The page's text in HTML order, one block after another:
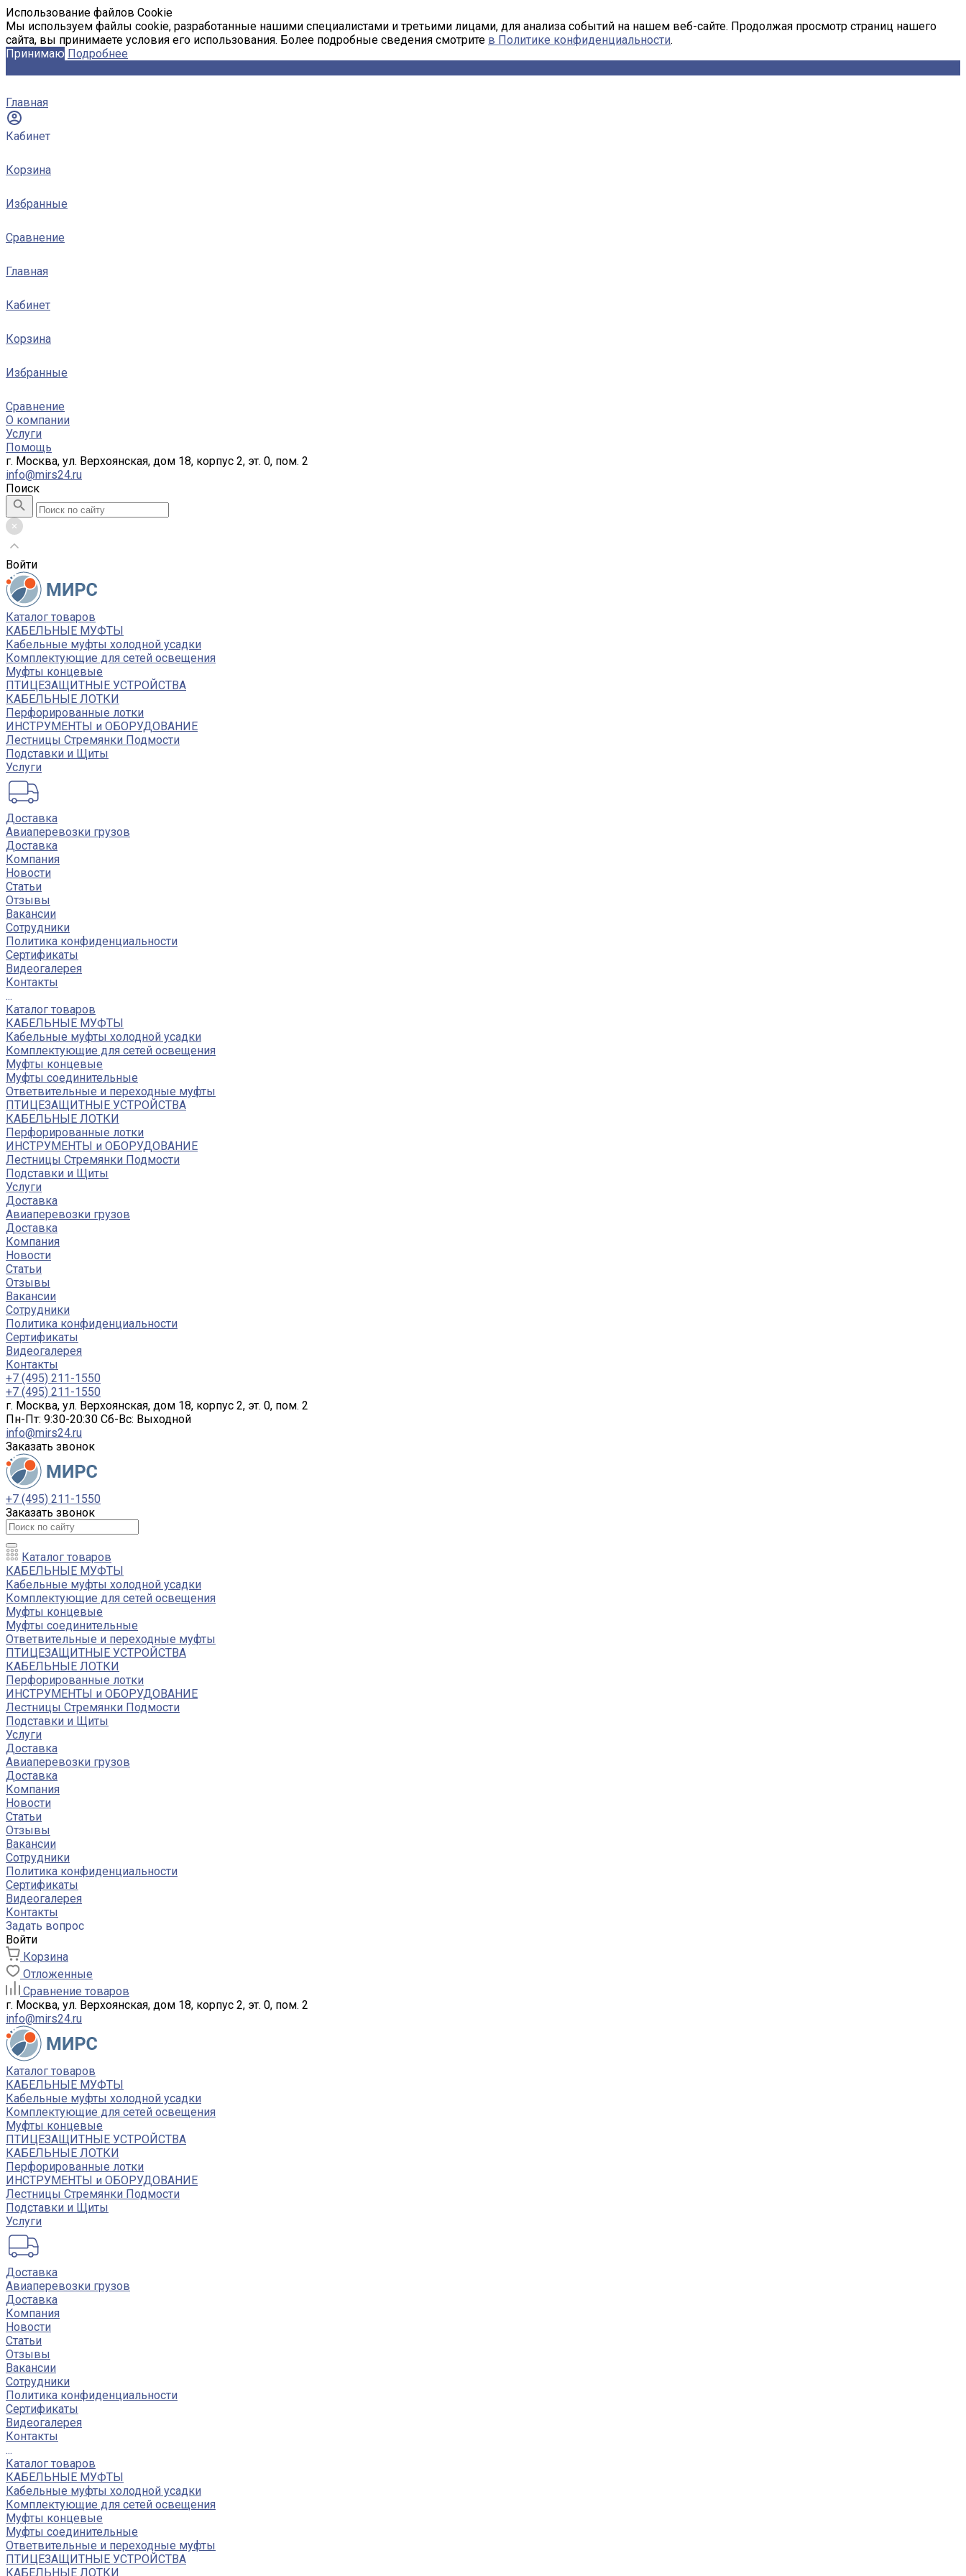
Использование файлов Cookie
Мы используем файлы cookie, разработанные нашими специалистами и третьими лицами, для анализа событий на нашем веб-сайте. Продолжая просмотр страниц нашего
сайта, вы принимаете условия его использования. Более подробные сведения смотрите в Политике конфиденциальности.
Принимаю Подробнее
Главная
Кабинет
Корзина
Избранные
Сравнение
Главная
Кабинет
Корзина
Избранные
Сравнение
О компании
Услуги
Помощь
г. Москва, ул. Верхоянская, дом 18, корпус 2, эт. 0, пом. 2
info@mirs24.ru
Поиск
Войти
Каталог товаров
КАБЕЛЬНЫЕ МУФТЫ
Кабельные муфты холодной усадки
Комплектующие для сетей освещения
Муфты концевые
ПТИЦЕЗАЩИТНЫЕ УСТРОЙСТВА
КАБЕЛЬНЫЕ ЛОТКИ
Перфорированные лотки
ИНСТРУМЕНТЫ и ОБОРУДОВАНИЕ
Лестницы Стремянки Подмости
Подставки и Щиты
Услуги
Доставка
Авиаперевозки грузов
Доставка
Компания
Новости
Статьи
Отзывы
Вакансии
Сотрудники
Политика конфиденциальности
Сертификаты
Видеогалерея
Контакты
...
Каталог товаров
КАБЕЛЬНЫЕ МУФТЫ
Кабельные муфты холодной усадки
Комплектующие для сетей освещения
Муфты концевые
Муфты соединительные
Ответвительные и переходные муфты
ПТИЦЕЗАЩИТНЫЕ УСТРОЙСТВА
КАБЕЛЬНЫЕ ЛОТКИ
Перфорированные лотки
ИНСТРУМЕНТЫ и ОБОРУДОВАНИЕ
Лестницы Стремянки Подмости
Подставки и Щиты
Услуги
Доставка
Авиаперевозки грузов
Доставка
Компания
Новости
Статьи
Отзывы
Вакансии
Сотрудники
Политика конфиденциальности
Сертификаты
Видеогалерея
Контакты
+7 (495) 211-1550
+7 (495) 211-1550
г. Москва, ул. Верхоянская, дом 18, корпус 2, эт. 0, пом. 2
Пн-Пт: 9:30-20:30 Cб-Вс: Выходной
info@mirs24.ru
Заказать звонок
+7 (495) 211-1550
Заказать звонок
Каталог товаров
КАБЕЛЬНЫЕ МУФТЫ
Кабельные муфты холодной усадки
Комплектующие для сетей освещения
Муфты концевые
Муфты соединительные
Ответвительные и переходные муфты
ПТИЦЕЗАЩИТНЫЕ УСТРОЙСТВА
КАБЕЛЬНЫЕ ЛОТКИ
Перфорированные лотки
ИНСТРУМЕНТЫ и ОБОРУДОВАНИЕ
Лестницы Стремянки Подмости
Подставки и Щиты
Услуги
Доставка
Авиаперевозки грузов
Доставка
Компания
Новости
Статьи
Отзывы
Вакансии
Сотрудники
Политика конфиденциальности
Сертификаты
Видеогалерея
Контакты
Задать вопрос
Войти
Корзина
Отложенные
Сравнение товаров
г. Москва, ул. Верхоянская, дом 18, корпус 2, эт. 0, пом. 2
info@mirs24.ru
Каталог товаров
КАБЕЛЬНЫЕ МУФТЫ
Кабельные муфты холодной усадки
Комплектующие для сетей освещения
Муфты концевые
ПТИЦЕЗАЩИТНЫЕ УСТРОЙСТВА
КАБЕЛЬНЫЕ ЛОТКИ
Перфорированные лотки
ИНСТРУМЕНТЫ и ОБОРУДОВАНИЕ
Лестницы Стремянки Подмости
Подставки и Щиты
Услуги
Доставка
Авиаперевозки грузов
Доставка
Компания
Новости
Статьи
Отзывы
Вакансии
Сотрудники
Политика конфиденциальности
Сертификаты
Видеогалерея
Контакты
...
Каталог товаров
КАБЕЛЬНЫЕ МУФТЫ
Кабельные муфты холодной усадки
Комплектующие для сетей освещения
Муфты концевые
Муфты соединительные
Ответвительные и переходные муфты
ПТИЦЕЗАЩИТНЫЕ УСТРОЙСТВА
КАБЕЛЬНЫЕ ЛОТКИ